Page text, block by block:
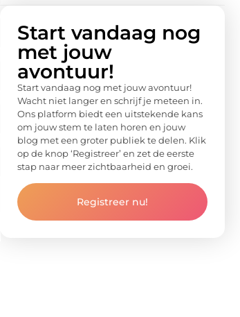
Start vandaag nog
met jouw
avontuur!
Start vandaag nog met jouw avontuur!
Wacht niet langer en schrijf je meteen in.
Ons platform biedt een uitstekende kans
om jouw stem te laten horen en jouw
blog met een groter publiek te delen. Klik
op de knop ‘Registreer’ en zet de eerste
stap naar meer zichtbaarheid en groei.
Registreer nu!